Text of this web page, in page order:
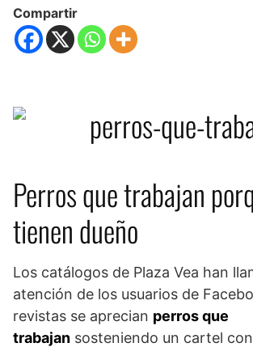
Compartir
Perros que trabajan
tienen dueño
Los catálogos de Plaza Vea han
atención de los usuarios de
revistas se aprecian perros que
trabajan sosteniendo un cartel